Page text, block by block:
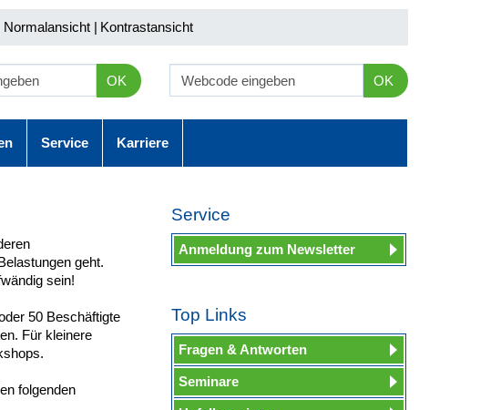
Normalansicht | Kontrastansicht
OK OK
Service Karriere
geht.
sein!
50 Beschäftigte
Für kleinere
folgenden
Service
Anmeldung zum Newsletter
Top Links
Fragen & Antworten
Seminare